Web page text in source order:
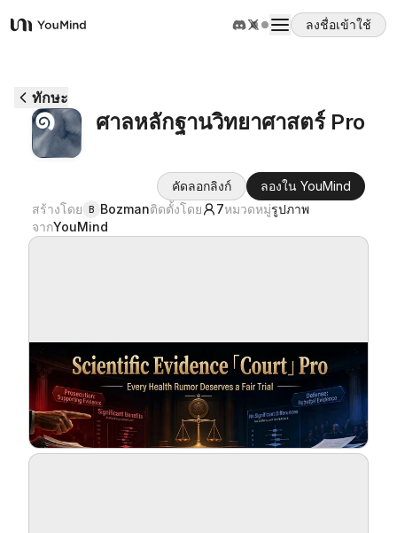
YouMind
ลงชื่อเข้าใช้
กรณีการใช้งาน
ดาวน์โหลด
บล็อก
ทักษะ
ศาลหลักฐานวิทยาศาสตร์ Pro
คัดลอกลิงก์
ลองใน YouMind
สร้างโดย
B Bozmanติดตั้งโดย 7หมวดหมู่รูปภาพ
จากYouMind